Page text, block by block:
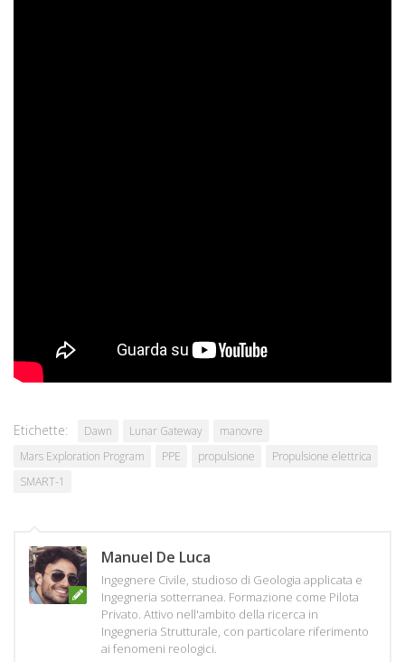
Etichette: Dawn Lunar Gateway
manovre
Mars Exploration Program
PPE propulsione
Propulsione elettrica
SMART-1
Manuel De Luca
Ingegnere Civile, studioso di Geologia applicata e
Ingegneria sotterranea. Formazione come Pilota
Privato. Attivo nell'ambito della ricerca in
Ingegneria Strutturale, con particolare riferimento
ai fenomeni reologici.